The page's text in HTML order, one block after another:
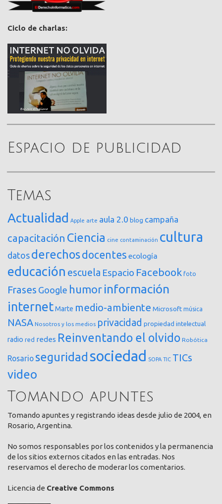
Ciclo de charlas:
Espacio de publicidad
Temas
Actualidad Apple arte aula 2.0 blog campaña
capacitación Ciencia cine contaminación cultura
datos derechosdocentes ecología
educación escuela Espacio Facebook foto
Frases Google humor información
internetMarte medio-ambiente Microsoft música
NASA Nosotros y los medios privacidad propiedad intelectual
radio red redes Reinventando el olvido Robótica
Rosario seguridad sociedad SOPA TIC TICs
video
Tomando apuntes
Tomando apuntes y registrando ideas desde julio de 2004, en
Rosario, Argentina.
No somos responsables por los contenidos y la permanencia
de los sitios externos citados en las entradas. Nos
reservamos el derecho de moderar los comentarios.
Licencia de Creative Commons